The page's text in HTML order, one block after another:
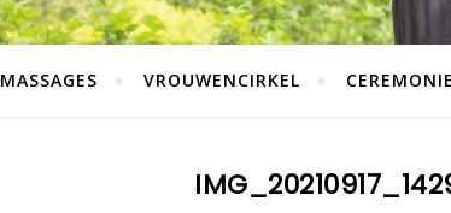
MASSAGES VROUWENCIRKEL